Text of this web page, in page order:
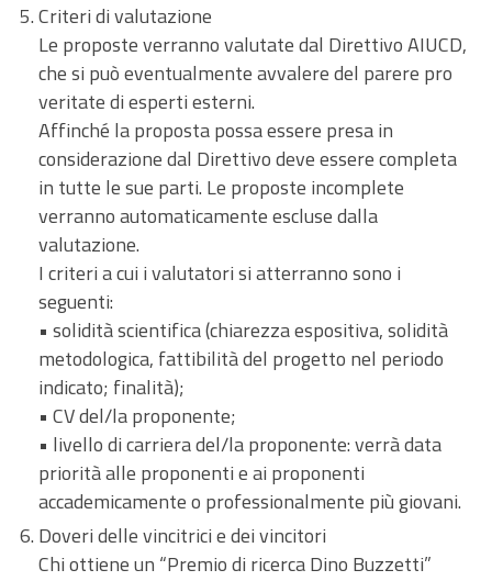
Criteri di valutazione
Le proposte verranno valutate dal Direttivo AIUCD,
che si può eventualmente avvalere del parere pro
veritate di esperti esterni.
Affinché la proposta possa essere presa in
considerazione dal Direttivo deve essere completa
in tutte le sue parti. Le proposte incomplete
verranno automaticamente escluse dalla
valutazione.
I criteri a cui i valutatori si atterranno sono i
seguenti:
• solidità scientifica (chiarezza espositiva, solidità
metodologica, fattibilità del progetto nel periodo
indicato; finalità);
• CV del/la proponente;
• livello di carriera del/la proponente: verrà data
priorità alle proponenti e ai proponenti
accademicamente o professionalmente più giovani.
Doveri delle vincitrici e dei vincitori
Chi ottiene un “Premio di ricerca Dino Buzzetti”